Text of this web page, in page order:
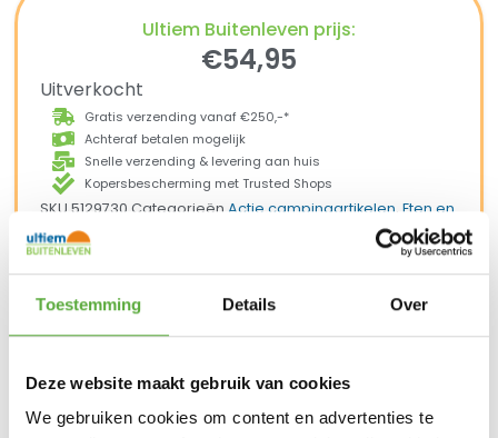
Toestemming Details Over
Deze website maakt gebruik van cookies
We gebruiken cookies om content en advertenties te
Ultiem Buitenleven prijs:
€54,95
Uitverkocht
Gratis verzending vanaf €250,-*
Achteraf betalen mogelijk
Snelle verzending & levering aan huis
Kopersbescherming met Trusted Shops
SKU5129730Categorieën Actie campingartikelen ,Eten en
Gimeg
Achteraf betalen mogelijk